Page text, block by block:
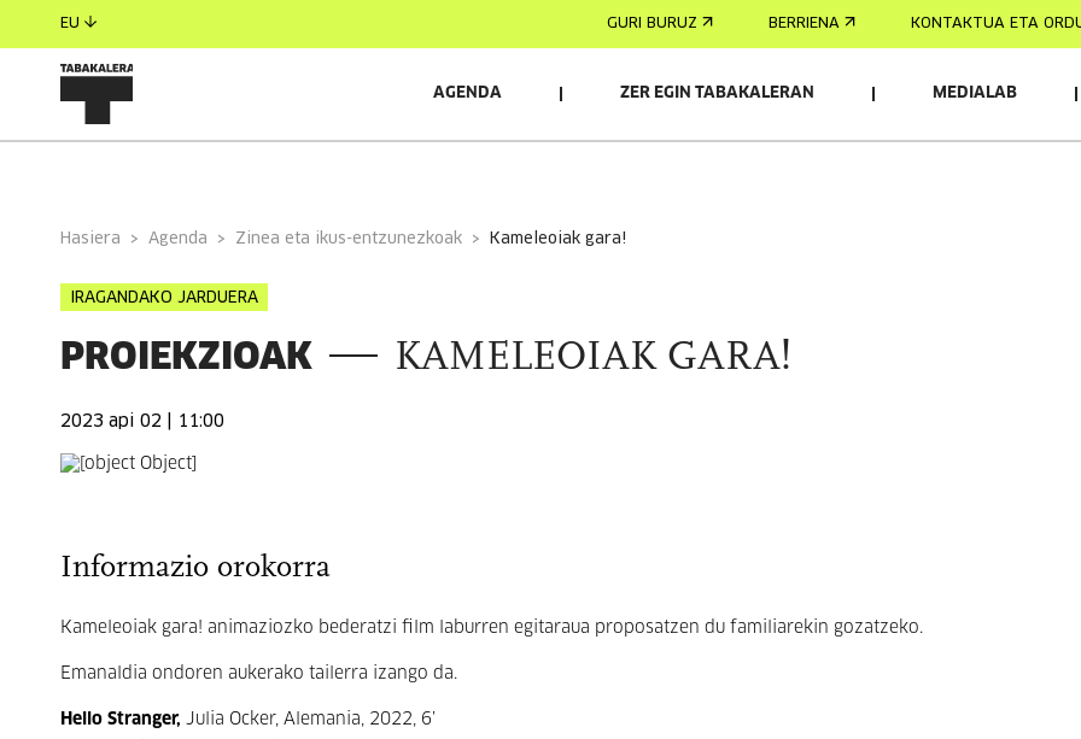
EU GURI BURUZ BERRIENA KONTAKTUA ETA
AGENDA ZER EGIN TABAKALERAN MEDIALAB
Hasiera Agenda Zinea eta ikus-entzunezkoak kameleoiak gara!
IRAGANDAKO JARDUERA
PROIEKZIOAK KAMELEOIAK GARA!
2023 api 02 | 11:00
Informazio orokorra
Kameleoiak gara! animaziozko bederatzi film laburren egitaraua proposatzen du familiarekin gozatzeko.
Emanaldia ondoren aukerako tailerra izango da.
Hello Stranger, Julia Ocker, Alemania, 2022, 6’